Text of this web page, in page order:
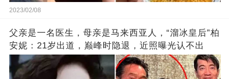
2023/02/08
父亲是一名医生，母亲是马来西亚人，“溜冰皇后”柏
安妮：21岁出道，巅峰时隐退，近照曝光认不出